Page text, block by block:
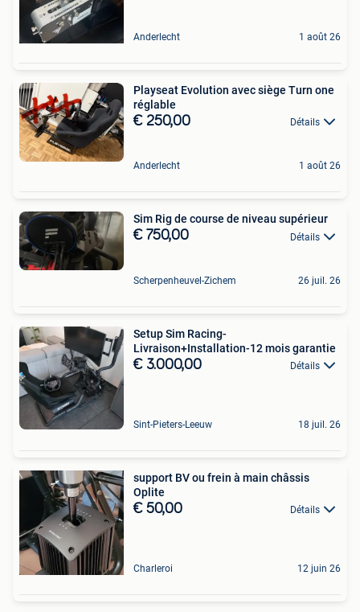
Anderlecht 1 août 26
Playseat Evolution avec siège Turn one
réglable
€ 250,00 Détails
Anderlecht 1 août 26
Sim Rig de course de niveau supérieur
€ 750,00 Détails
Scherpenheuvel-Zichem 26 juil. 26
Setup Sim Racing-
Livraison+Installation-12 mois garantie
€ 3.000,00 Détails
Sint-Pieters-Leeuw 18 juil. 26
support BV ou frein à main châssis
Oplite
€ 50,00 Détails
Charleroi 12 juin 26